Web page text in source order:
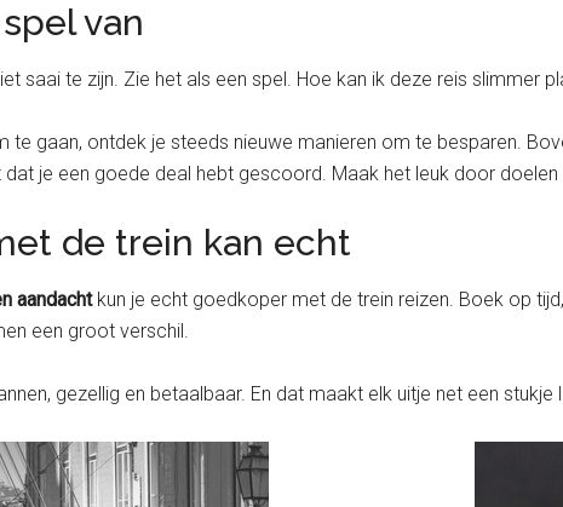
van
saai te zijn. Zie het als een spel. Hoe kan ik deze reis slimmer
te gaan, ontdek je steeds nieuwe manieren om te besparen.
je een goede deal hebt gescoord. Maak het leuk door
de trein kan echt
aandachtkun je echt goedkoper met de trein reizen. Boek op
een groot verschil.
gezellig en betaalbaar. En dat maakt elk uitje net een